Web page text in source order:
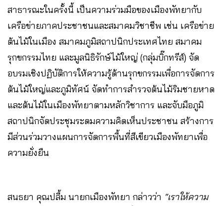
สาธารณะในครั้งนี้ เป็นความร่วมมือของเมืองพัทยากับ
เครือข่ายภาคประชาชนและสมาคมวิชาชีพ เช่น เครือข่าย
ต้นไม้ในเมือง สมาคมภูมิสถาปนิกประเทศไทย สมาคม
รุกขกรรมไทย และมูลนิธิรักษ์ไม้ใหญ่ (กลุ่มบิ๊กทรีส์) จัด
อบรมเชิงปฏิบัติการให้ความรู้ด้านรุกขกรรมเพื่อการจัดการ
ต้นไม้ใหญ่และภูมิทัศน์ จัดทำการสำรวจต้นไม้ริมชายหาด
และต้นไม้ในเมืองพัทยาตามหลักวิชาการ และจับมือภูมิ
สถาปนิกจัดประชุมระดมความคิดเห็นประชาชน สร้างการ
มีส่วนร่วมวางแผนการจัดการพื้นที่สีเขียวเมืองพัทยาเพื่อ
ความยั่งยืน
สนธยา คุณปลื้ม นายกเมืองพัทยา กล่าวว่า “เราให้ความ